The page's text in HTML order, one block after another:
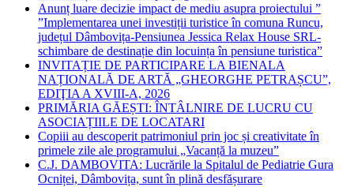
Anunț luare decizie impact de mediu asupra proiectului ”
”Implementarea unei investiții turistice în comuna Runcu,
județul Dâmbovița-Pensiunea Jessica Relax House SRL-
schimbare de destinație din locuința în pensiune turistica”
INVITAȚIE DE PARTICIPARE LA BIENALA
NAȚIONALĂ DE ARTĂ „GHEORGHE PETRAȘCU”,
EDIŢIA A XVIII-A, 2026
PRIMĂRIA GĂEȘTI: ÎNTÂLNIRE DE LUCRU CU
ASOCIAȚIILE DE LOCATARI
Copiii au descoperit patrimoniul prin joc și creativitate în
primele zile ale programului „Vacanță la muzeu”
C.J. DAMBOVITA: Lucrările la Spitalul de Pediatrie Gura
Ocniței, Dâmbovița, sunt în plină desfășurare